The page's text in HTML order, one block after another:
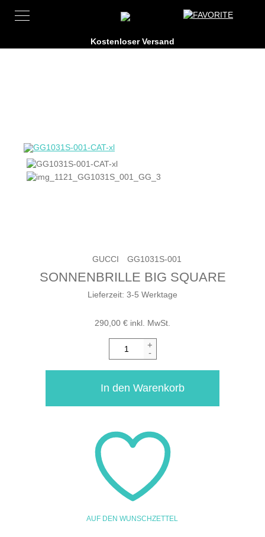
GG1031S-001
GUCCI
SONNENBRILLE BIG SQUARE
Lieferzeit: 3-5 Werktage
290,00 € inkl. MwSt.
-
+
In den Warenkorb
AUF DEN WUNSCHZETTEL